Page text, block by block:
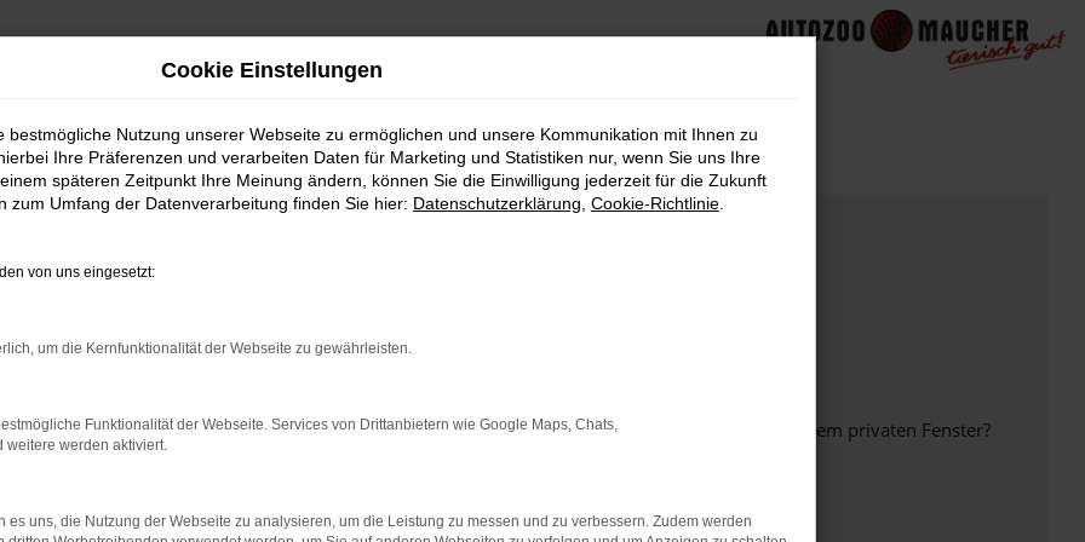
bestimmter Seiten verhindern. Funktioniert die Seite in einem anderen Browser oder in einem privaten Fenster?
beheben.
auf dem neuesten Stand sind.
Cookie Einstellungen
bestmögliche Nutzung unserer Webseite zu ermöglichen und unsere Kommunikation mit Ihnen zu
Ihre Präferenzen und verarbeiten Daten für Marketing und Statistiken nur, wenn Sie uns Ihre
späteren Zeitpunkt Ihre Meinung ändern, können Sie die Einwilligung jederzeit für die Zukunft
zum Umfang der Datenverarbeitung finden Sie hier: Datenschutzerklärung Cookie-Richtlinie
von uns eingesetzt:
um die Kernfunktionalität der Webseite zu gewährleisten.
Funktionalität der Webseite. Services von Drittanbietern wie Google Maps, Chats,
weitere werden aktiviert.
es uns, die Nutzung der Webseite zu analysieren, um die Leistung zu messen und zu verbessern. Zudem werden